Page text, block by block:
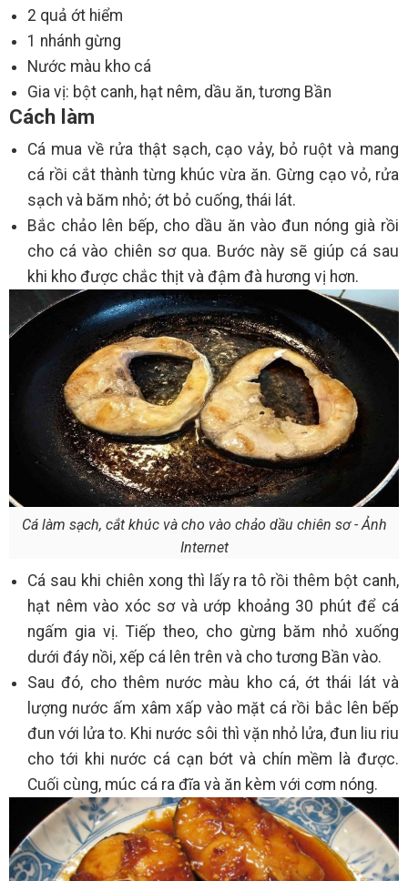
2 quả ớt hiểm
1 nhánh gừng
Nước màu kho cá
Gia vị: bột canh, hạt nêm, dầu ăn, tương Bần
Cách làm
Cá mua về rửa thật sạch, cạo vảy, bỏ ruột và mang
cá rồi cắt thành từng khúc vừa ăn. Gừng cạo vỏ, rửa
sạch và băm nhỏ; ớt bỏ cuống, thái lát.
Bắc chảo lên bếp, cho dầu ăn vào đun nóng già rồi
cho cá vào chiên sơ qua. Bước này sẽ giúp cá sau
khi kho được chắc thịt và đậm đà hương vị hơn.
Cá làm sạch, cắt khúc và cho vào chảo dầu chiên sơ - Ảnh
Internet
Cá sau khi chiên xong thì lấy ra tô rồi thêm bột canh,
hạt nêm vào xóc sơ và ướp khoảng 30 phút để cá
ngấm gia vị. Tiếp theo, cho gừng băm nhỏ xuống
dưới đáy nồi, xếp cá lên trên và cho tương Bần vào.
Sau đó, cho thêm nước màu kho cá, ớt thái lát và
lượng nước ấm xâm xấp vào mặt cá rồi bắc lên bếp
đun với lửa to. Khi nước sôi thì vặn nhỏ lửa, đun liu riu
cho tới khi nước cá cạn bớt và chín mềm là được.
Cuối cùng, múc cá ra đĩa và ăn kèm với cơm nóng.